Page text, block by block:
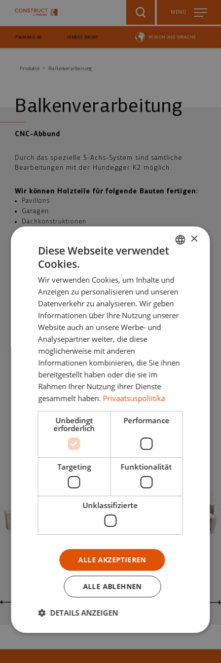
MENÜ
PALMAKO AS LEMEKS GROUP REGION UND SPRACHE
Produkte Balkenverarbeitung
Balkenverarbeitung
CNC-Abbund
Durch das spezielle 5-Achs-System sind sämtliche
Bearbeitungen mit der Hundegger K2 möglich.
Wir können Holzteile für folgende Bauten fertigen:
Pavillons
Garagen
Dachkonstruktionen
Wirtschaftsgebäude, Pferde- und Rinderställe
Hallen
Brücken
Gehwege und Brücken
Spezial- und Hybridstrukturen
Folgende Bearbeitungen sind möglich:
Fräsen, Schneiden, Sägen, Schlitzen
Bohren
Markieren und Beschriften
BSH Deckenelemente
ENGLISH
GERMAN
SPANISH
ITALIAN
LITHUANIAN
FINNISH
×
Diese Webseite verwendet
Cookies.
Wir verwenden Cookies, um Inhalte und
Anzeigen zu personalisieren und unseren
Datenverkehr zu analysieren. Wir geben
Informationen über Ihre Nutzung unserer
Website auch an unsere Werbe- und
Analysepartner weiter, die diese
möglicherweise mit anderen
Informationen kombinieren, die Sie ihnen
bereitgestellt haben oder die sie im
Rahmen Ihrer Nutzung ihrer Dienste
gesammelt haben. Privaatsuspoliitika
Unbedingt
erforderlich
Performance
Targeting Funktionalität
Unklassifizierte
ALLE AKZEPTIEREN
ALLE ABLEHNEN
DETAILS ANZEIGEN